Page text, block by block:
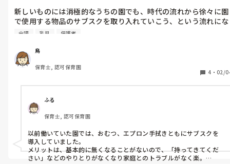
新しいものには消極的なうちの園でも、時代の流れから徐々に園
で使用する物品のサブスクを取り入れていこう、という流れにな
ってきました。
来年度おむつサブスク、口・手拭きサブスクいずれかを取り入れ
ようという話になっているのですが、職員らで意見が分かれてい
ます。
おむつサブスクは今より便利になりそうなので職員たちも歓迎ム
ードなのですが、
使い捨て口拭き、使い捨て食事エプロンのサブスクに関しては
色々な意見が出ました。
使用するのは、紙素材とまではいきませんが不織布のような素材
の食事エプロンです。契約している会社の都合上、エプロンの素
材などは選べないそうです。
会議 乳児 保護者
鳥
保育士, 認可保育園
4 ・ 02/
ふる
保育士, 認可保育園
以前働いていた園では、おむつ、エプロン手拭きともにサブスクを
導入していました。
メリットは、基本的に無くなることがないので、「持ってきてくだ
さい」などのやりとりがなくなり家庭とのトラブルがなく楽。